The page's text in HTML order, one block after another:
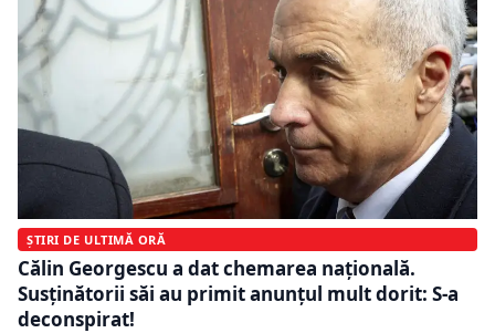
ȘTIRI DE ULTIMĂ ORĂ
Călin Georgescu a dat chemarea națională.
Susținătorii săi au primit anunțul mult dorit: S-a
deconspirat!